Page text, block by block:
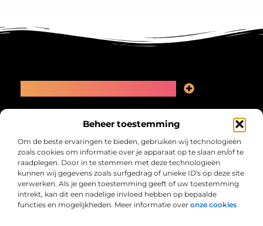
Beheer toestemming
Om de beste ervaringen te bieden, gebruiken wij technologieën
zoals cookies om informatie over je apparaat op te slaan en/of te
raadplegen. Door in te stemmen met deze technologieën
kunnen wij gegevens zoals surfgedrag of unieke ID's op deze site
verwerken. Als je geen toestemming geeft of uw toestemming
intrekt, kan dit een nadelige invloed hebben op bepaalde
functies en mogelijkheden. Meer informatie over onze cookies
Collectiefrima.nl – Jouw verzameling van